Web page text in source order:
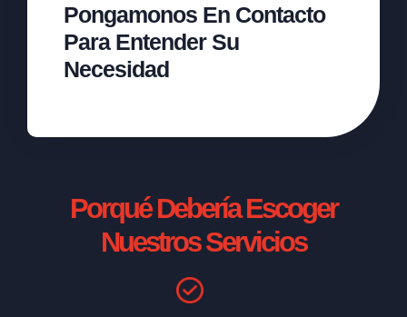
Pongamonos En Contacto
Para Entender Su
Necesidad
Porqué Debería Escoger
Nuestros Servicios